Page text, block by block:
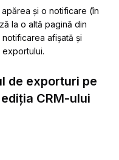
și o notificare (în
la o altă pagină din
afișată și
de exporturi pe
CRM-ului